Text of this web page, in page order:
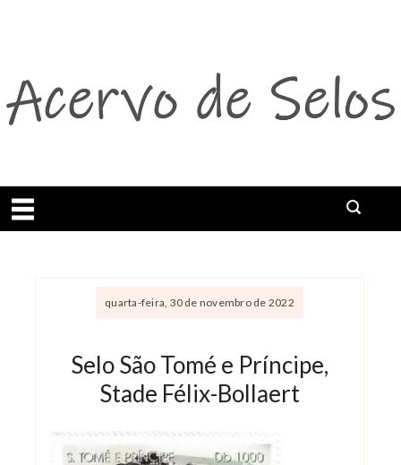
Abrir menu
quarta-feira, 30 de novembro de 2022
Selo São Tomé e Príncipe,
Stade Félix-Bollaert